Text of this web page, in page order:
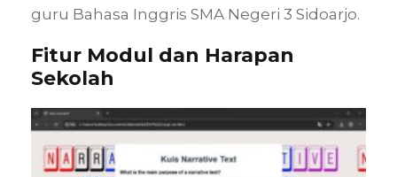
guru Bahasa Inggris SMA Negeri 3 Sidoarjo.
Fitur Modul dan Harapan
Sekolah